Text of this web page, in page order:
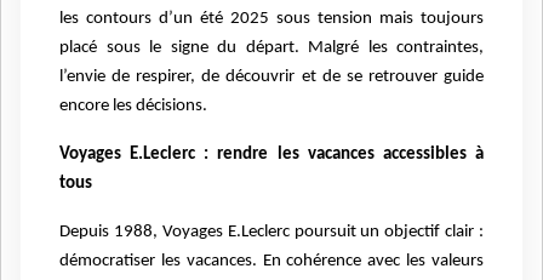
les contours d’un été 2025 sous tension mais toujours
placé sous le signe du départ. Malgré les contraintes,
l’envie de respirer, de découvrir et de se retrouver guide
encore les décisions.
Voyages E.Leclerc : rendre les vacances accessibles à
tous
Depuis 1988, Voyages E.Leclerc poursuit un objectif clair :
démocratiser les vacances. En cohérence avec les valeurs